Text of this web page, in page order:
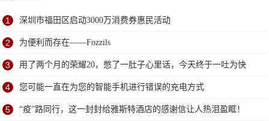
1 深圳市福田区启动3000万消费券惠民活动
2 为便利而存在——Fozzils
3 用了两个月的荣耀20，憋了一肚子心里话，今天终于一吐为快
4 您可能一直在为您的智能手机进行错误的充电方式
5 “疫”路同行，这一封封给雅斯特酒店的感谢信让人热泪盈眶！